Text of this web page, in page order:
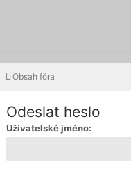
Obsah fóra
Odeslat heslo
Uživatelské jméno: